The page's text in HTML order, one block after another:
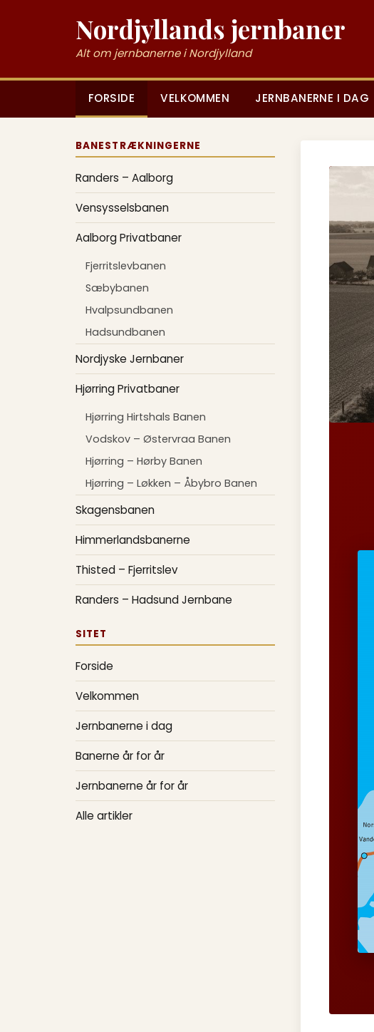
Nordjyllands jernbaner
Alt om jernbanerne i Nordjylland
FORSIDE VELKOMMEN JERNBANERNE I DAG
BANESTRÆKNINGERNE
Randers – Aalborg
Vensysselsbanen
Aalborg Privatbaner
Fjerritslevbanen
Sæbybanen
Hvalpsundbanen
Hadsundbanen
Nordjyske Jernbaner
Hjørring Privatbaner
Hjørring Hirtshals Banen
Vodskov – Østervraa Banen
Hjørring – Hørby Banen
Hjørring – Løkken – Åbybro Banen
Skagensbanen
Himmerlandsbanerne
Thisted – Fjerritslev
Randers – Hadsund Jernbane
SITET
Forside
Velkommen
Jernbanerne i dag
Banerne år for år
Jernbanerne år for år
Alle artikler